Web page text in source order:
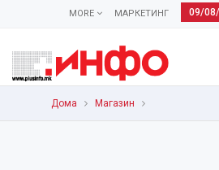
09/
МАРКЕТИНГ
MORE
Дома Магазин